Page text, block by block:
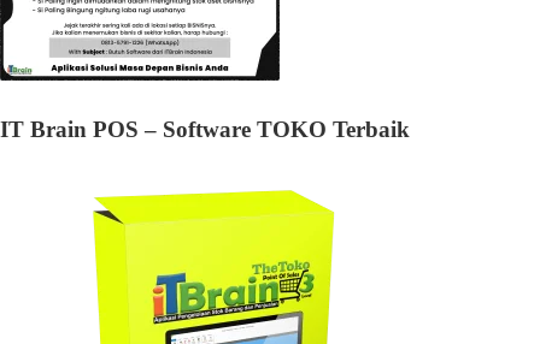
IT Brain POS – Software TOKO Terbaik